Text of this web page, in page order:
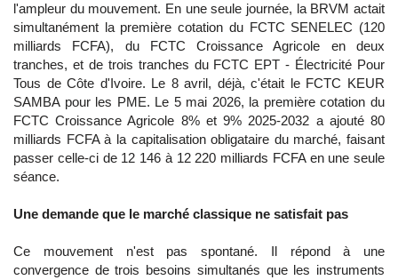
l'ampleur du mouvement. En une seule journée, la BRVM actait
simultanément la première cotation du FCTC SENELEC (120
milliards FCFA), du FCTC Croissance Agricole en deux
tranches, et de trois tranches du FCTC EPT - Électricité Pour
Tous de Côte d'Ivoire. Le 8 avril, déjà, c'était le FCTC KEUR
SAMBA pour les PME. Le 5 mai 2026, la première cotation du
FCTC Croissance Agricole 8% et 9% 2025-2032 a ajouté 80
milliards FCFA à la capitalisation obligataire du marché, faisant
passer celle-ci de 12 146 à 12 220 milliards FCFA en une seule
séance.
Une demande que le marché classique ne satisfait pas
Ce mouvement n'est pas spontané. Il répond à une
convergence de trois besoins simultanés que les instruments